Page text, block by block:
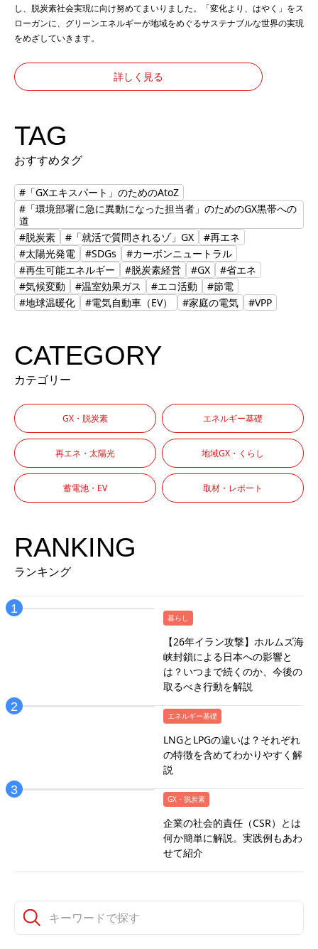
し、脱炭素社会実現に向け努めてまいりました。「変化より、はやく」をス
ローガンに、グリーンエネルギーが地域をめぐるサステナブルな世界の実現
をめざしていきます。
詳しく見る
TAG
おすすめタグ
#「GXエキスパート」のためのAtoZ
#「環境部署に急に異動になった担当者」のためのGX黒帯への
道
#脱炭素
#「就活で質問されるゾ」GX
#再エネ
#太陽光発電
#SDGs
#カーボンニュートラル
#再生可能エネルギー
#脱炭素経営 #GX
#省エネ
#気候変動
#温室効果ガス #エコ活動
#節電
#地球温暖化
#電気自動車（EV） #家庭の電気 #VPP
CATEGORY
カテゴリー
GX・脱炭素 エネルギー基礎
再エネ・太陽光 地域GX・くらし
蓄電池・EV 取材・レポート
RANKING
ランキング
暮らし
【26年イラン攻撃】ホルムズ海
峡封鎖による日本への影響と
は？いつまで続くのか、今後の
取るべき行動を解説
エネルギー基礎
LNGとLPGの違いは？それぞれ
の特徴を含めてわかりやすく解
説
GX・脱炭素
企業の社会的責任（CSR）とは
何か簡単に解説。実践例もあわ
せて紹介